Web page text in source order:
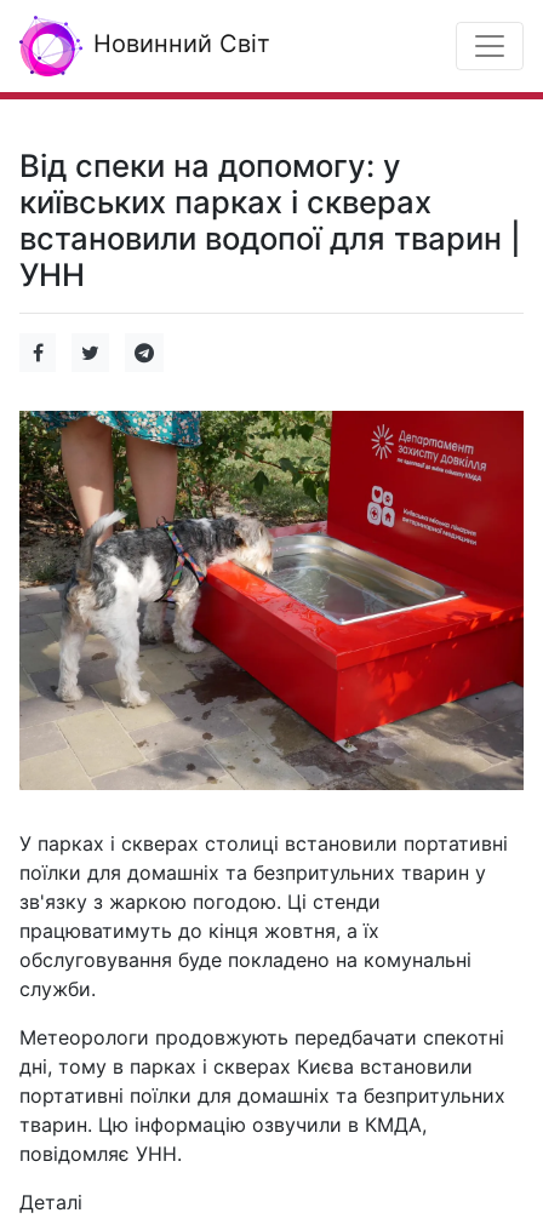
Новинний Світ
Від спеки на допомогу: у
київських парках і скверах
встановили водопої для тварин |
УНН
У парках і скверах столиці встановили портативні
поїлки для домашніх та безпритульних тварин у
зв'язку з жаркою погодою. Ці стенди
працюватимуть до кінця жовтня, а їх
обслуговування буде покладено на комунальні
служби.
Метеорологи продовжують передбачати спекотні
дні, тому в парках і скверах Києва встановили
портативні поїлки для домашніх та безпритульних
тварин. Цю інформацію озвучили в КМДА,
повідомляє УНН.
Деталі